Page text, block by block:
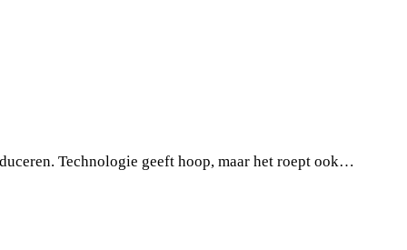
Technologie geeft hoop, maar het roept ook…